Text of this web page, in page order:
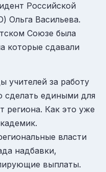
Российской
Ольга Васильева.
Союзе была
которые сдавали
учителей за работу
сделать едиными для
региона. Как это уже
власти
надбавки,
выплаты.